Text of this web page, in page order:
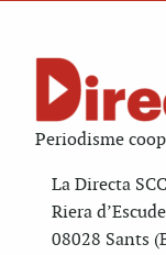
Periodisme
La Directa
Riera
08028 Sants